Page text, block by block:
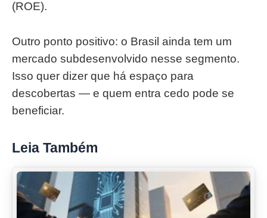
(ROE).
Outro ponto positivo: o Brasil ainda tem um
mercado subdesenvolvido nesse segmento.
Isso quer dizer que há espaço para
descobertas — e quem entra cedo pode se
beneficiar.
Leia Também